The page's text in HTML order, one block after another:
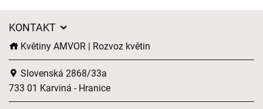
KONTAKT
Květiny AMVOR | Rozvoz květin
Slovenská 2868/33a
733 01 Karviná - Hranice